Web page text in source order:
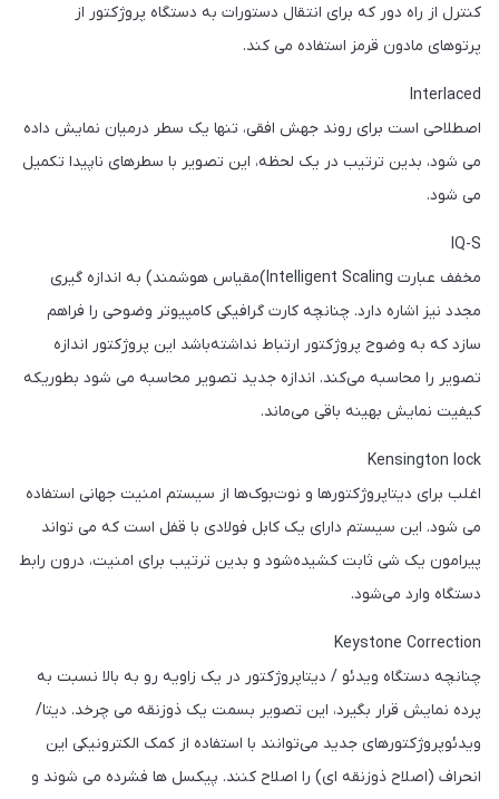
کنترل از راه دور که برای انتقال دستورات به دستگاه پروژکتور از
پرتوهای مادون قرمز استفاده می کند.
Interlaced
اصطلاحی است برای روند جهش افقی، تنها یک سطر درمیان نمایش داده
می شود، بدین ترتیب در یک لحظه، این تصویر با سطرهای ناپیدا تکمیل
می شود.
IQ-S
مخفف عبارت Intelligent Scaling)مقیاس هوشمند) به اندازه گیری
مجدد نیز اشاره دارد. چنانچه کارت گرافیکی کامپیوتر وضوحی را فراهم
سازد که به وضوح پروژکتور ارتباط‌‌‌ نداشته‌باشد این پروژکتور اندازه
تصویر را محاسبه می‌کند. اندازه جدید تصویر محاسبه می شود بطوریکه
کیفیت نمایش بهینه باقی می‌ماند.
Kensington lock
اغلب برای دیتاپروژکتورها و نوت‌بوک‌ها از سیستم امنیت جهانی استفاده
می شود. این سیستم دارای یک کابل فولادی با قفل است که می تواند
پیرامون یک شی ثابت کشیده‌شود و بدین ترتیب برای امنیت، درون رابط
دستگاه وارد می‌شود.
Keystone Correction
چنانچه دستگاه ویدئو / دیتاپروژکتور در یک زاویه رو به بالا نسبت به
پرده نمایش قرار بگیرد، این تصویر بسمت یک ذوزنقه می چرخد. دیتا/
ویدئوپروژکتورهای جدید می‌توانند با استفاده از کمک الکترونیکی این
انحراف (اصلاح ذوزنقه ای) را اصلاح کنند. پیکسل ها فشرده می شوند و